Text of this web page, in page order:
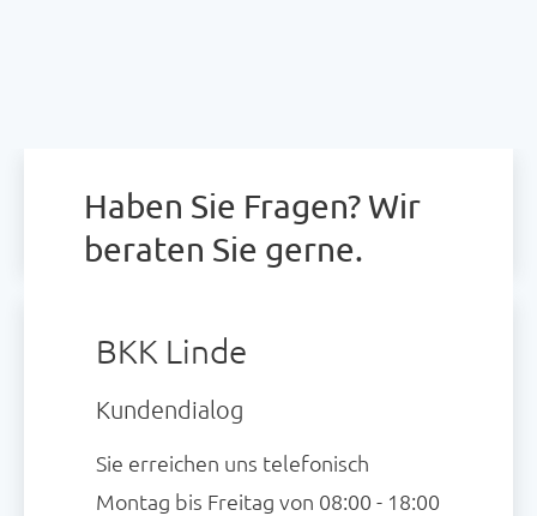
Haben Sie Fragen? Wir
beraten Sie gerne.
BKK Linde
Kundendialog
Sie erreichen uns telefonisch
Montag bis Freitag von 08:00 - 18:00